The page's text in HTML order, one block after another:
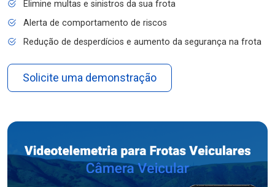
Elimine multas e sinistros da sua frota
Alerta de comportamento de riscos
Redução de desperdícios e aumento da segurança na frota
Solicite uma demonstração